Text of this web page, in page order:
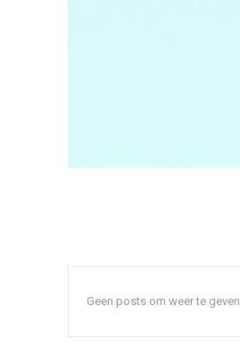
Geen posts om weer te geven